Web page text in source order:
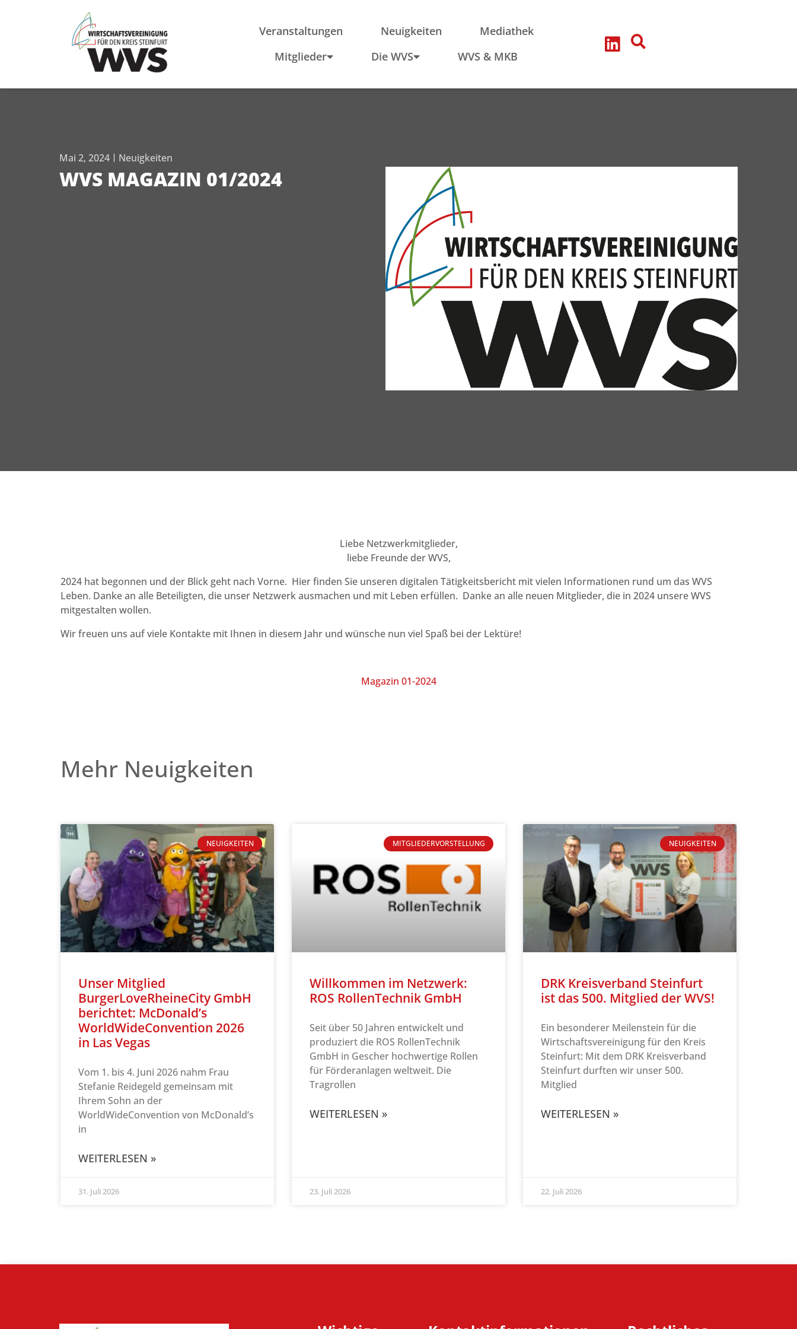
Veranstaltungen Neuigkeiten
Mediathek
Mitglieder
Die WVS WVS & MKB
Anfahrt
Interessengruppe - Arbeitskreise
Mai 2, 2024 Neuigkeiten
WVS MAGAZIN 01/2024
Liebe Netzwerkmitglieder,
liebe Freunde der WVS,
2024 hat begonnen und der Blick geht nach Vorne. Hier finden Sie unseren digitalen Tätigkeitsbericht mit vielen Informationen rund um das WVS
Leben. Danke an alle Beteiligten, die unser Netzwerk ausmachen und mit Leben erfüllen. Danke an alle neuen Mitglieder, die in 2024 unsere WVS
mitgestalten wollen.
Wir freuen uns auf viele Kontakte mit Ihnen in diesem Jahr und wünsche nun viel Spaß bei der Lektüre!
Magazin 01-2024
Mehr Neuigkeiten
NEUIGKEITEN
Unser Mitglied
BurgerLoveRheineCity GmbH
berichtet: McDonald’s
WorldWideConvention 2026
in Las Vegas
Vom 1. bis 4. Juni 2026 nahm Frau
Stefanie Reidegeld gemeinsam mit
Ihrem Sohn an der
WorldWideConvention von McDonald’s
in
WEITERLESEN »
31. Juli 2026
MITGLIEDERVORSTELLUNG
Willkommen im Netzwerk:
ROS RollenTechnik GmbH
Seit über 50 Jahren entwickelt und
produziert die ROS RollenTechnik
GmbH in Gescher hochwertige Rollen
für Förderanlagen weltweit. Die
Tragrollen
WEITERLESEN »
23. Juli 2026
NEUIGKEITEN
DRK Kreisverband Steinfurt
ist das 500. Mitglied der WVS!
Ein besonderer Meilenstein für die
Wirtschaftsvereinigung für den Kreis
Steinfurt: Mit dem DRK Kreisverband
Steinfurt durften wir unser 500.
Mitglied
WEITERLESEN »
22. Juli 2026